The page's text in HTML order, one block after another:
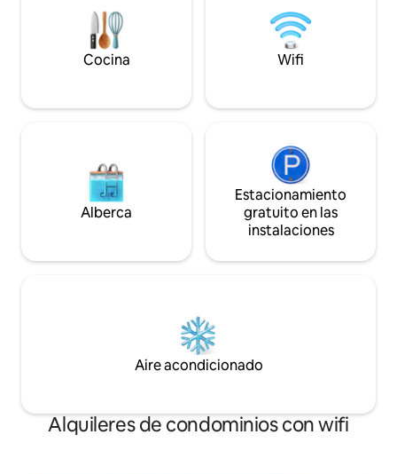
tranquila carretera residencial a pocos
minutos de las playas más concurridas.
Cocina Wifi
Alberca
Estacionamiento
gratuito en las
instalaciones
Aire acondicionado
Alquileres de condominios con wifi